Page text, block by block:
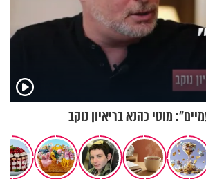
מוטי כהנא בריאיון נוקב